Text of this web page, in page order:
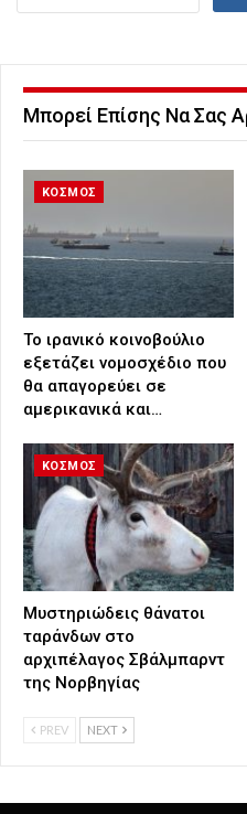
Μπορεί Επίσης Να Σας
ΚΟΣΜΟΣ
Το ιρανικό κοινοβούλιο
εξετάζει νομοσχέδιο που
θα απαγορεύει σε
αμερικανικά και…
ΚΟΣΜΟΣ
Μυστηριώδεις θάνατοι
ταράνδων στο
αρχιπέλαγος Σβάλμπαρντ
της Νορβηγίας
PREV NEXT